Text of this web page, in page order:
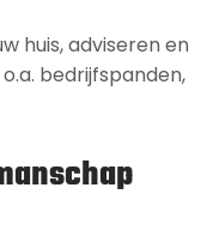
huis, adviseren en
bedrijfspanden,